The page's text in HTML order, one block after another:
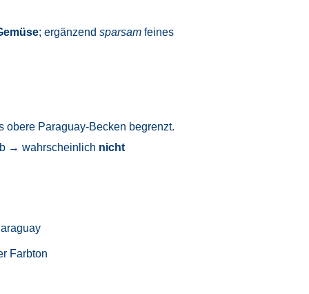
; ergänzend sparsamfeines
Paraguay-Becken begrenzt.
→ wahrscheinlich nicht
Farbton